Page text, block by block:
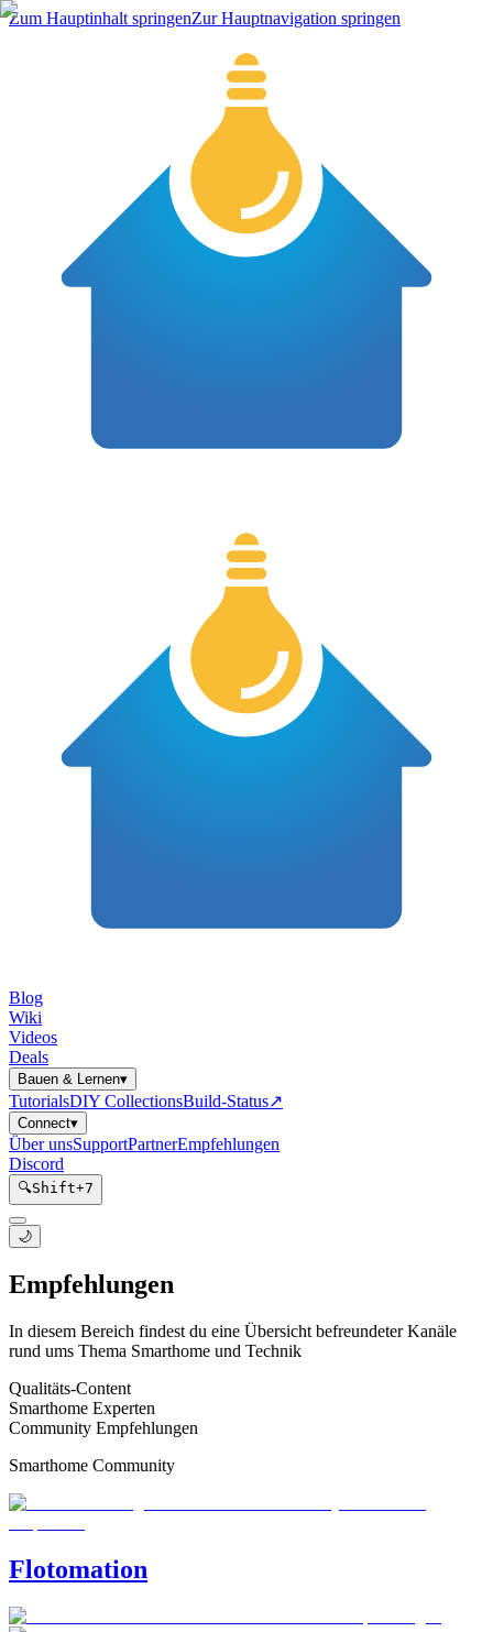
Zum Hauptinhalt springenZur Hauptnavigation springen
Blog
Wiki
Videos
Deals
Bauen & Lernen▾
TutorialsDIY CollectionsBuild-Status↗
Connect▾
Über unsSupportPartnerEmpfehlungen
Discord
🔍Shift+7
🌙
Empfehlungen
In diesem Bereich findest du eine Übersicht befreundeter Kanäle
rund ums Thema Smarthome und Technik
Qualitäts-Content
Smarthome Experten
Community Empfehlungen
Smarthome Community